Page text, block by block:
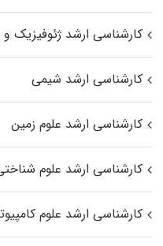
کارشناسی ارشد ژئوفیزیک
کارشناسی ارشد شیمی
کارشناسی ارشد علوم زمین
کارشناسی ارشد علوم
کارشناسی ارشد علوم